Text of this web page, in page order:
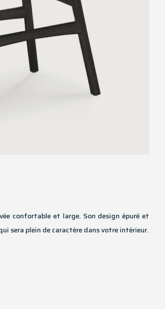
confortable et large. Son design épuré et
sera plein de caractère dans votre intérieur.